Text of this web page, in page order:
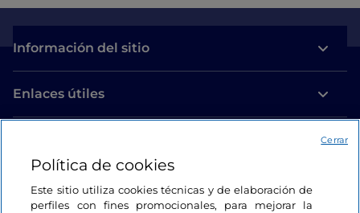
Información del sitio
Enlaces útiles
Estamos en contacto
Política de cookies
Este sitio utiliza cookies técnicas y de elaboración de
perfiles con fines promocionales, para mejorar la
Cerrar